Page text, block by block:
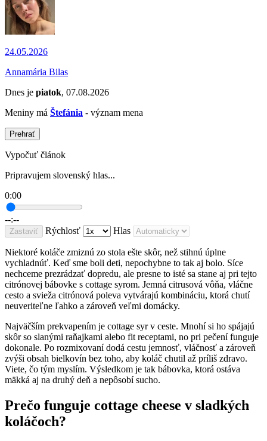
24.05.2026
Annamária Bilas
Dnes je piatok, 07.08.2026
Meniny má Štefánia - význam mena
Prehrať
Vypočuť článok
Pripravujem slovenský hlas...
0:00
--:--
Zastaviť Rýchlosť Hlas
Niektoré koláče zmiznú zo stola ešte skôr, než stihnú úplne
vychladnúť. Keď sme boli deti, nepochybne to tak aj bolo. Síce
nechceme prezrádzať dopredu, ale presne to isté sa stane aj pri tejto
citrónovej bábovke s cottage syrom. Jemná citrusová vôňa, vláčne
cesto a svieža citrónová poleva vytvárajú kombináciu, ktorá chutí
neuveriteľne ľahko a zároveň veľmi domácky.
Najväčším prekvapením je cottage syr v ceste. Mnohí si ho spájajú
skôr so slanými raňajkami alebo fit receptami, no pri pečení funguje
dokonale. Po rozmixovaní dodá cestu jemnosť, vláčnosť a zároveň
zvýši obsah bielkovín bez toho, aby koláč chutil až príliš zdravo.
Viete, čo tým myslím. Výsledkom je tak bábovka, ktorá ostáva
mäkká aj na druhý deň a nepôsobí sucho.
Prečo funguje cottage cheese v sladkých
koláčoch?